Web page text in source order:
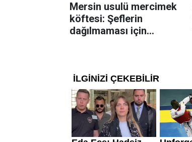
Mersin usulü mercimek
köftesi: Şeflerin
dağılmaması için